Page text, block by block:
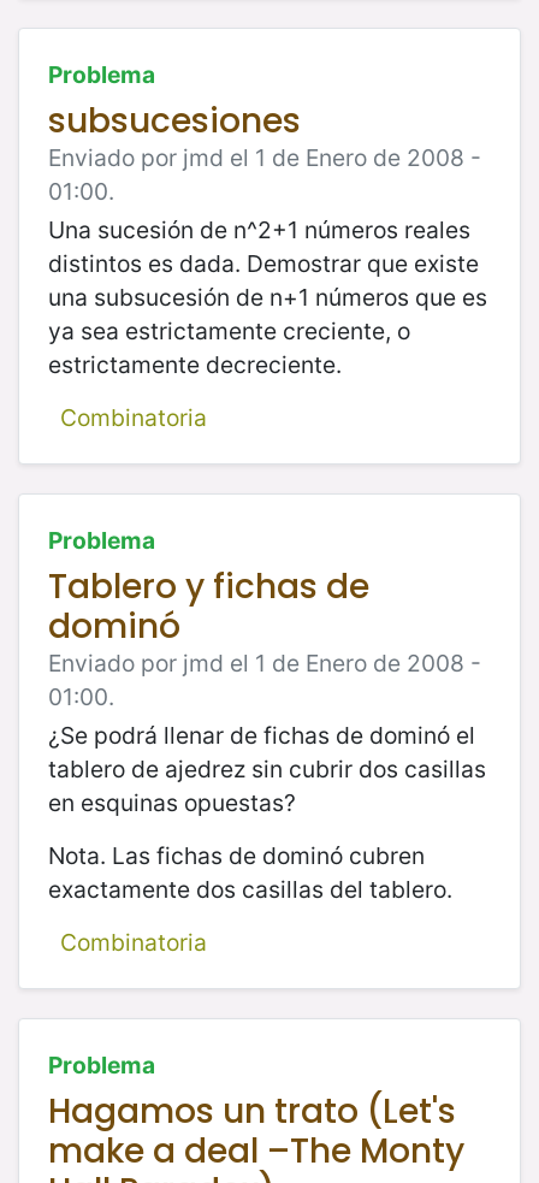
Problema
subsucesiones
Enviado por jmd el 1 de Enero de 2008 -
01:00.
Una sucesión de n^2+1 números reales
distintos es dada. Demostrar que existe
una subsucesión de n+1 números que es
ya sea estrictamente creciente, o
estrictamente decreciente.
Combinatoria
Problema
Tablero y fichas de
dominó
Enviado por jmd el 1 de Enero de 2008 -
01:00.
¿Se podrá llenar de fichas de dominó el
tablero de ajedrez sin cubrir dos casillas
en esquinas opuestas?
Nota. Las fichas de dominó cubren
exactamente dos casillas del tablero.
Combinatoria
Problema
Hagamos un trato (Let's
make a deal –The Monty